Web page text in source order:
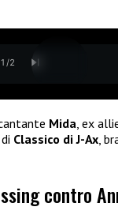
1 /2
Mida , ex
Classico di J-Ax ,
contro